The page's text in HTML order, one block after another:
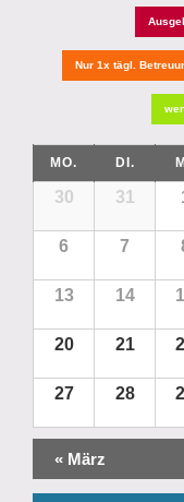
Nur 1x tägl.
MO. DI.
30 31
6 7
13 14
20 21
27 28
Kalender
« März